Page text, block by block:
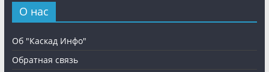
О нас
Об "Каскад Инфо"
Обратная связь